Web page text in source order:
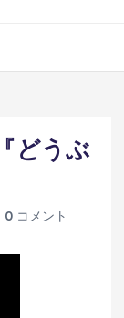
どうぶ
0 コメント